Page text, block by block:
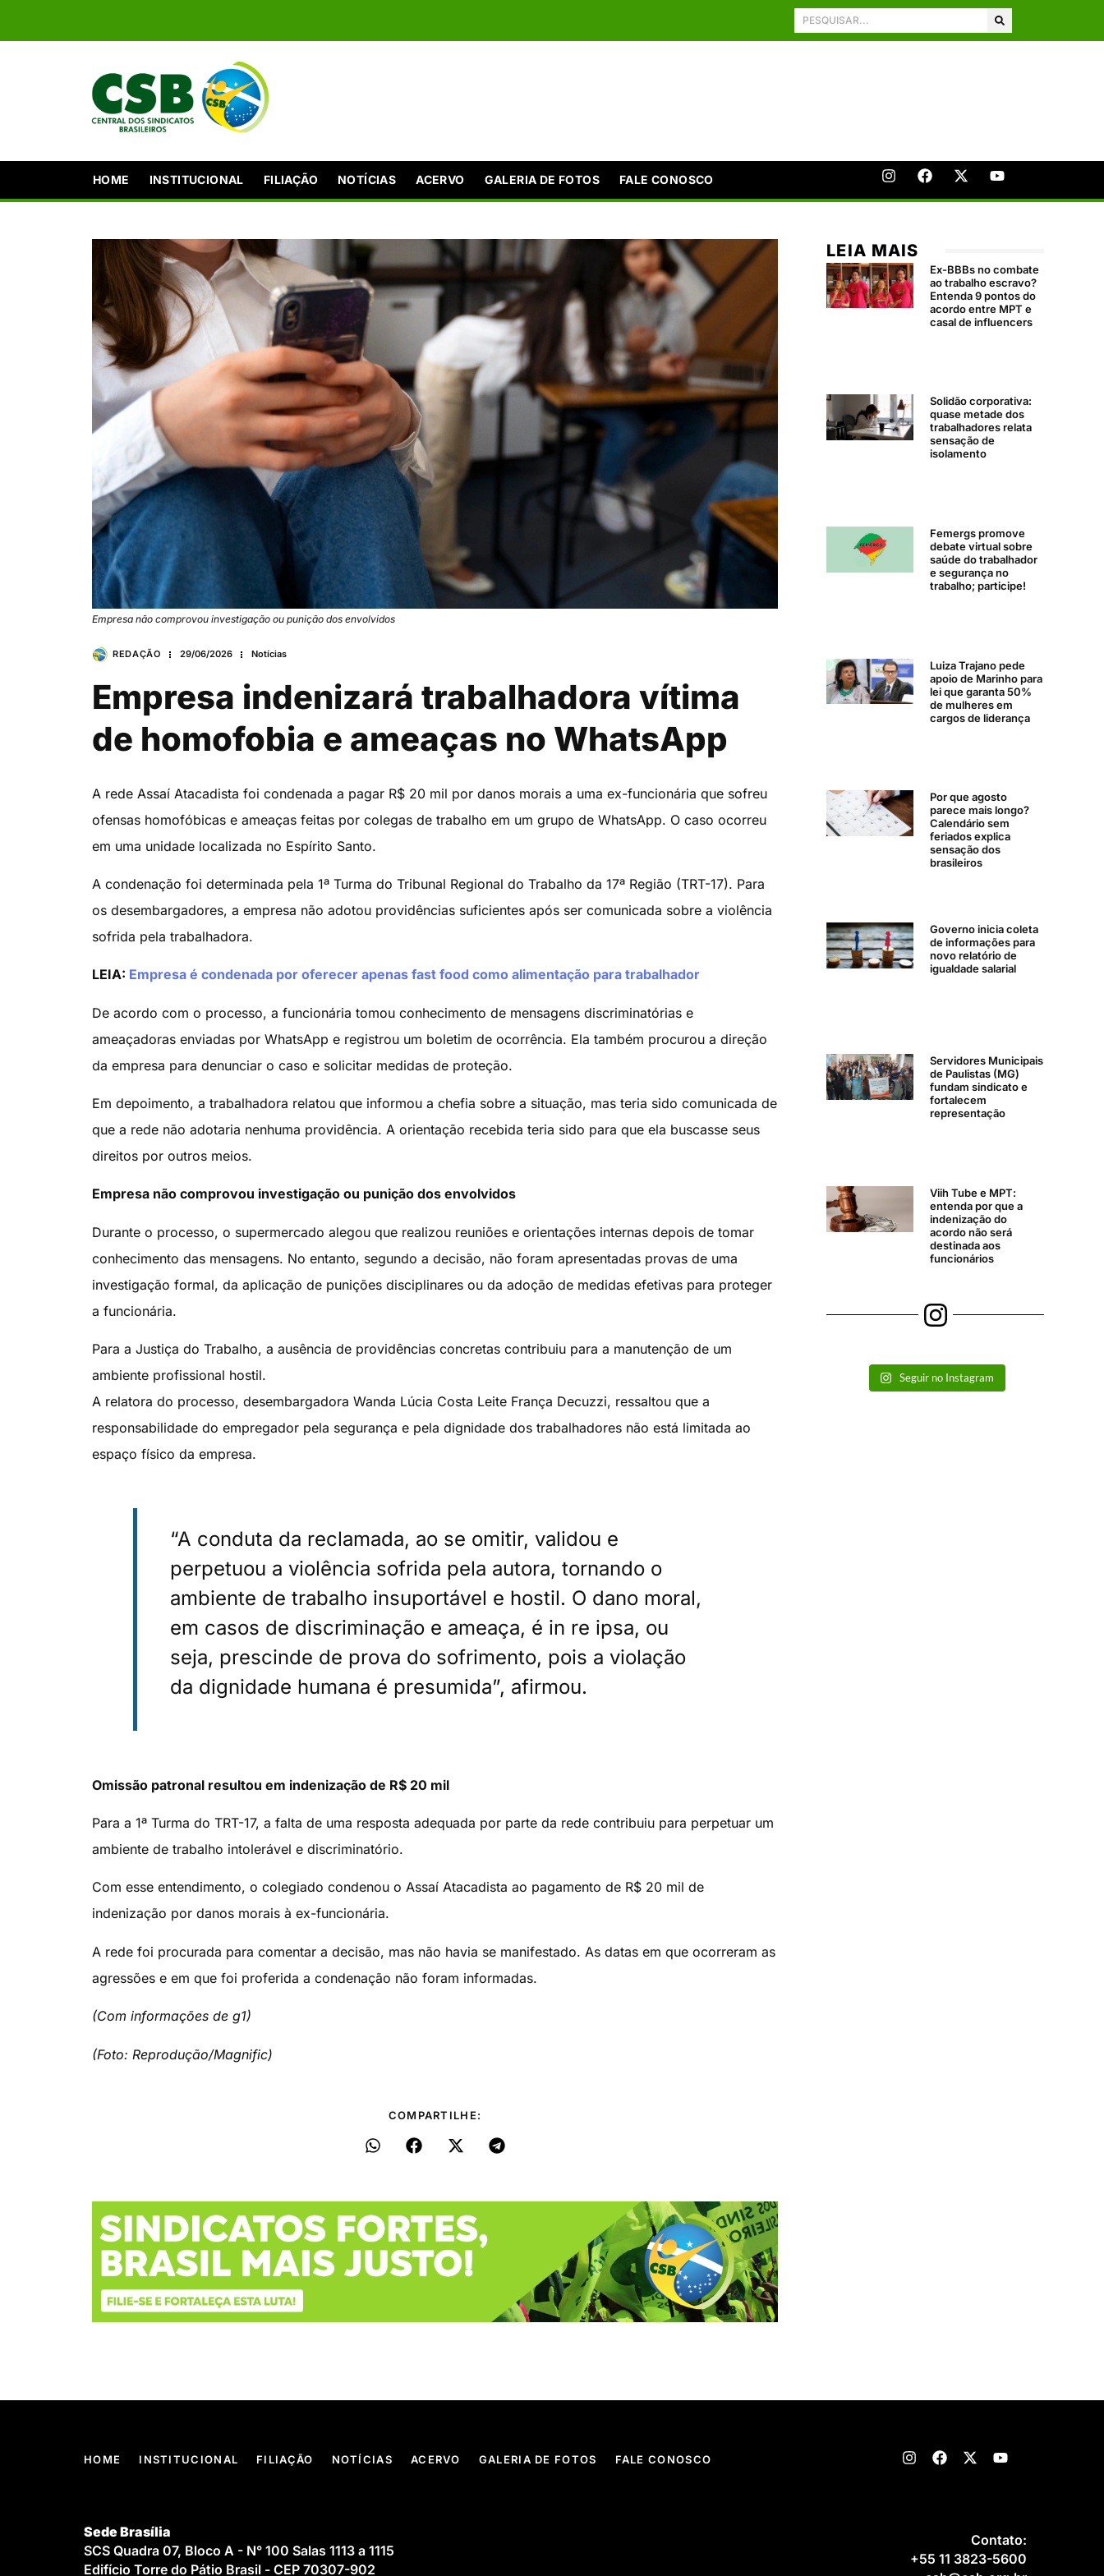
HOME INSTITUCIONAL FILIAÇÃO NOTÍCIAS ACERVO GALERIA DE FOTOS FALE CONOSCO
Empresa não comprovou investigação ou punição dos envolvidos
REDAÇÃO 29/06/2026 Notícias
Empresa indenizará trabalhadora vítima
de homofobia e ameaças no WhatsApp
A rede Assaí Atacadista foi condenada a pagar R$ 20 mil por danos morais a uma ex-funcionária que sofreu
ofensas homofóbicas e ameaças feitas por colegas de trabalho em um grupo de WhatsApp. O caso ocorreu
em uma unidade localizada no Espírito Santo.
A condenação foi determinada pela 1ª Turma do Tribunal Regional do Trabalho da 17ª Região (TRT-17). Para
os desembargadores, a empresa não adotou providências suficientes após ser comunicada sobre a violência
sofrida pela trabalhadora.
LEIA: Empresa é condenada por oferecer apenas fast food como alimentação para trabalhador
De acordo com o processo, a funcionária tomou conhecimento de mensagens discriminatórias e
ameaçadoras enviadas por WhatsApp e registrou um boletim de ocorrência. Ela também procurou a direção
da empresa para denunciar o caso e solicitar medidas de proteção.
Em depoimento, a trabalhadora relatou que informou a chefia sobre a situação, mas teria sido comunicada de
que a rede não adotaria nenhuma providência. A orientação recebida teria sido para que ela buscasse seus
direitos por outros meios.
Empresa não comprovou investigação ou punição dos envolvidos
Durante o processo, o supermercado alegou que realizou reuniões e orientações internas depois de tomar
conhecimento das mensagens. No entanto, segundo a decisão, não foram apresentadas provas de uma
investigação formal, da aplicação de punições disciplinares ou da adoção de medidas efetivas para proteger
a funcionária.
Para a Justiça do Trabalho, a ausência de providências concretas contribuiu para a manutenção de um
ambiente profissional hostil.
A relatora do processo, desembargadora Wanda Lúcia Costa Leite França Decuzzi, ressaltou que a
responsabilidade do empregador pela segurança e pela dignidade dos trabalhadores não está limitada ao
espaço físico da empresa.
“A conduta da reclamada, ao se omitir, validou e
perpetuou a violência sofrida pela autora, tornando o
ambiente de trabalho insuportável e hostil. O dano moral,
em casos de discriminação e ameaça, é in re ipsa, ou
seja, prescinde de prova do sofrimento, pois a violação
da dignidade humana é presumida”, afirmou.
Omissão patronal resultou em indenização de R$ 20 mil
Para a 1ª Turma do TRT-17, a falta de uma resposta adequada por parte da rede contribuiu para perpetuar um
ambiente de trabalho intolerável e discriminatório.
Com esse entendimento, o colegiado condenou o Assaí Atacadista ao pagamento de R$ 20 mil de
indenização por danos morais à ex-funcionária.
A rede foi procurada para comentar a decisão, mas não havia se manifestado. As datas em que ocorreram as
agressões e em que foi proferida a condenação não foram informadas.
(Com informações de g1)
(Foto: Reprodução/Magnific)
COMPARTILHE:
LEIA MAIS
Ex-BBBs no combate
ao trabalho escravo?
Entenda 9 pontos do
acordo entre MPT e
casal de influencers
Solidão corporativa:
quase metade dos
trabalhadores relata
sensação de
isolamento
Femergs promove
debate virtual sobre
saúde do trabalhador
e segurança no
trabalho; participe!
Luiza Trajano pede
apoio de Marinho para
lei que garanta 50%
de mulheres em
cargos de liderança
Por que agosto
parece mais longo?
Calendário sem
feriados explica
sensação dos
brasileiros
Governo inicia coleta
de informações para
novo relatório de
igualdade salarial
Servidores Municipais
de Paulistas (MG)
fundam sindicato e
fortalecem
representação
Viih Tube e MPT:
entenda por que a
indenização do
acordo não será
destinada aos
funcionários
Seguir no Instagram
HOME INSTITUCIONAL FILIAÇÃO NOTÍCIAS ACERVO GALERIA DE FOTOS FALE CONOSCO
Sede Brasília
SCS Quadra 07, Bloco A - N° 100 Salas 1113 a 1115
Edifício Torre do Pátio Brasil - CEP 70307-902
Contato:
+55 11 3823-5600